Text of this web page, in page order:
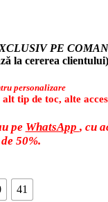
PE
la cererea clientului)
personalizare
tip de toc, alte
pe WhatsApp , cu
50%.
41